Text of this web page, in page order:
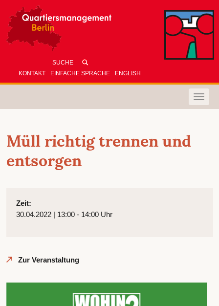
KONTAKT EINFACHE SPRACHE ENGLISH
Toggle
Müll richtig trennen und
entsorgen
Zeit:
30.04.2022 | 13:00 - 14:00 Uhr
Zur Veranstaltung